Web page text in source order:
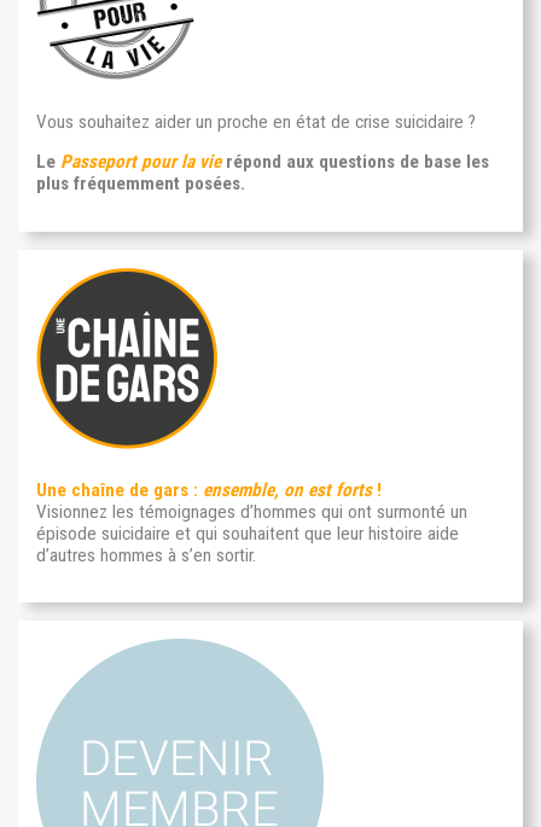
Vous souhaitez aider un proche en état de crise suicidaire ?
Le Passeport pour la vierépond aux questions de base les
plus fréquemment posées.
Une chaîne de gars : ensemble, on est forts!
Visionnez les témoignages d’hommes qui ont surmonté un
épisode suicidaire et qui souhaitent que leur histoire aide
d’autres hommes à s’en sortir.